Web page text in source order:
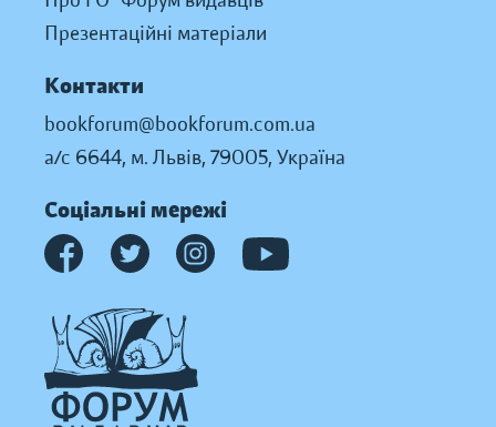
Презентаційні матеріали
Контакти
bookforum@bookforum.com.ua
а/с 6644, м. Львів, 79005, Україна
Соціальні мережі